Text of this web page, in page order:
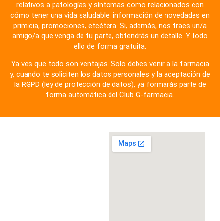
relativos a patologías y síntomas como relacionados con
cómo tener una vida saludable, información de novedades en
primicia, promociones, etcétera. Si, además, nos traes un/a
amigo/a que venga de tu parte, obtendrás un detalle. Y todo
ello de forma gratuita.
Ya ves que todo son ventajas. Solo debes venir a la farmacia
y, cuando te soliciten los datos personales y la aceptación de
la RGPD (ley de protección de datos), ya formarás parte de
forma automática del Club G-farmacia.